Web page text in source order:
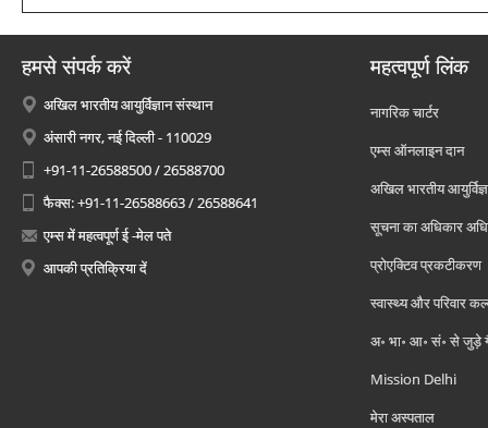
हमसे संपर्क करें
अखिल भारतीय आयुर्विज्ञान संस्थान
अंसारी नगर, नई दिल्ली - 110029
+91-11-26588500 / 26588700
फैक्स: +91-11-26588663 / 26588641
एम्स में महत्वपूर्ण ई -मेल पते
आपकी प्रतिक्रिया दें
महत्वपूर्ण लिंक
नागरिक चार्टर
एम्स ऑनलाइन दान
अखिल भारतीय
सूचना का अधिकार
प्रोएक्टिव प्रकटीकरण
स्वास्थ्य और परिवार
अ॰ भा॰ आ॰ सं॰ से जुड़े
Mission Delhi
मेरा अस्पताल